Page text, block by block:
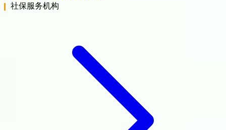
社保服务机构